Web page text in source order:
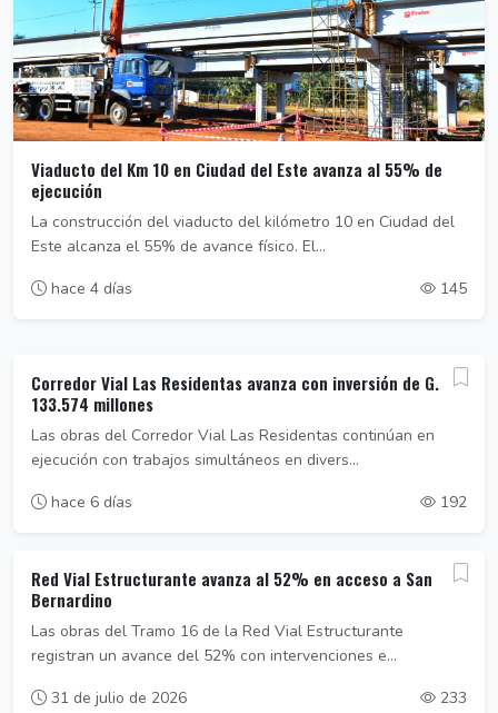
Viaducto del Km 10 en Ciudad del Este avanza al 55% de
ejecución
La construcción del viaducto del kilómetro 10 en Ciudad del
Este alcanza el 55% de avance físico. El...
hace 4 días
145
Corredor Vial Las Residentas avanza con inversión de G.
133.574 millones
Las obras del Corredor Vial Las Residentas continúan en
ejecución con trabajos simultáneos en divers...
hace 6 días
192
Red Vial Estructurante avanza al 52% en acceso a San
Bernardino
Las obras del Tramo 16 de la Red Vial Estructurante
registran un avance del 52% con intervenciones e...
31 de julio de 2026
233